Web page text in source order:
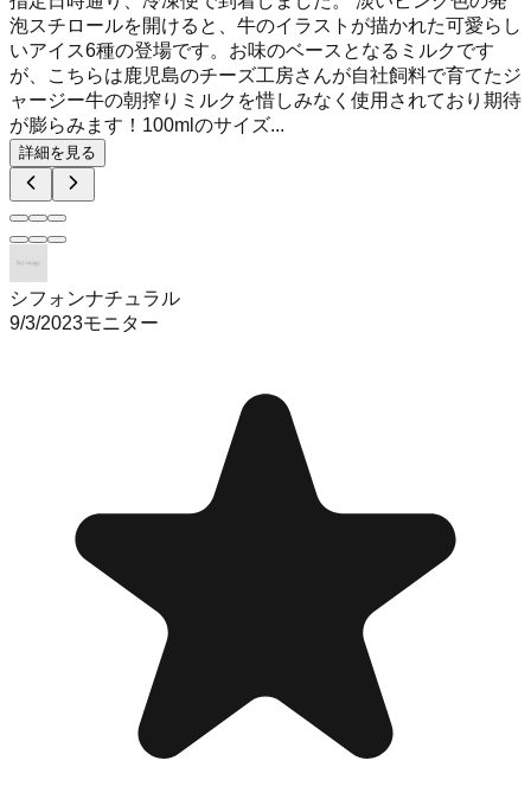
泡スチロールを開けると、牛のイラストが描かれた可愛らし
いアイス6種の登場です。お味のベースとなるミルクです
が、こちらは鹿児島のチーズ工房さんが自社飼料で育てたジ
ャージー牛の朝搾りミルクを惜しみなく使用されており期待
が膨らみます！100mlのサイズ...
詳細を見る
シフォンナチュラル
9/3/2023モニター